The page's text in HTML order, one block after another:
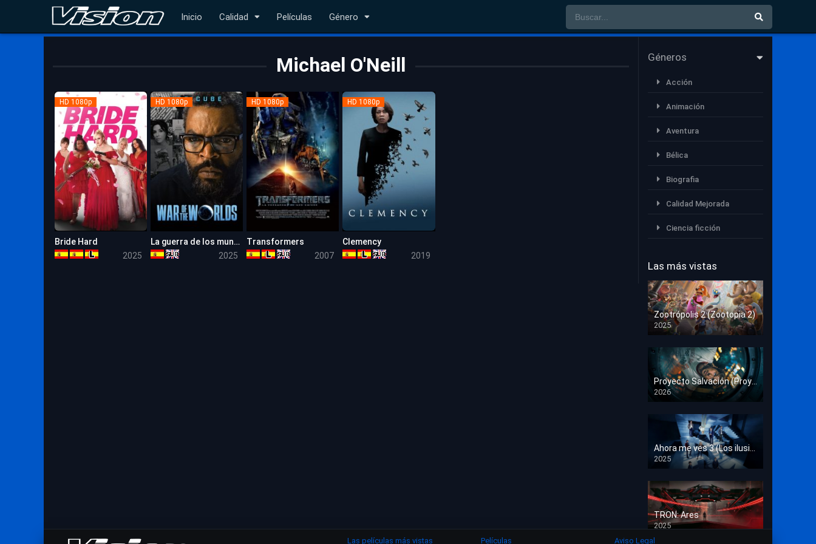
Inicio Calidad Películas Género
Michael O'Neill
HD 1080p
Bride Hard
2025
HD 1080p
La guerra de los mundos Revival
2025
HD 1080p
Transformers
2007
HD 1080p
Clemency
2019
Géneros
Acción
Animación
Aventura
Bélica
Biografia
Calidad Mejorada
Ciencia ficción
Deporte
Documental
Drama
Estrénos en Cine
Familia
Familiar
Fantasía
Guerra
Historia
Misterio
Las más vistas
Zootrópolis 2 (Zootopia 2)
2025
HD 1080p
2026
HD 1080p
2025
HD 1080p
TRON: Ares
2025
HD 1080p
Las películas más vistas Películas Aviso Legal